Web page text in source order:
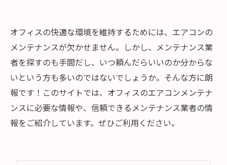
オフィスの快適な環境を維持するためには、エアコンの
メンテナンスが欠かせません。しかし、メンテナンス業
者を探すのも手間だし、いつ頼んだらいいのか分からな
いという方も多いのではないでしょうか。そんな方に朗
報です！このサイトでは、オフィスのエアコンメンテナ
ンスに必要な情報や、信頼できるメンテナンス業者の情
報をご紹介しています。ぜひご利用ください。